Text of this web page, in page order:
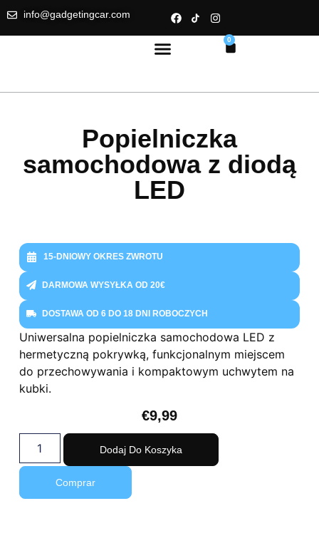
info@gadgetingcar.com
0
Popielniczka
samochodowa z diodą
LED
15-DNIOWY OKRES ZWROTU
DARMOWA WYSYŁKA OD 20€
DOSTAWA OD 6 DO 18 DNI ROBOCZYCH
Uniwersalna popielniczka samochodowa LED z
hermetyczną pokrywką, funkcjonalnym miejscem
do przechowywania i kompaktowym uchwytem na
kubki.
€9,99
Dodaj Do Koszyka
Comprar